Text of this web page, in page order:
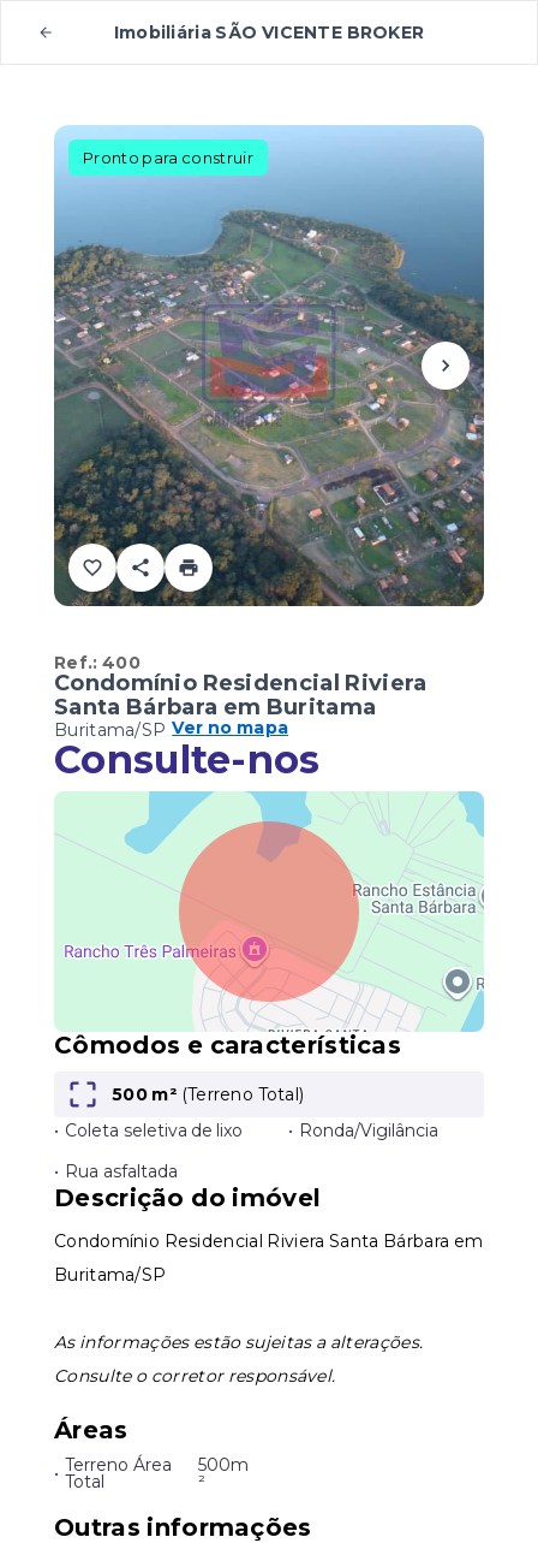
Imobiliária SÃO VICENTE BROKER
Pronto para construir
Ref.:400
Condomínio Residencial Riviera
Santa Bárbara em Buritama
Buritama/SP Ver no mapa
Consulte-nos
Leaflet
Cômodos e características
500 m² (Terreno Total)
• Coleta seletiva de lixo • Ronda/Vigilância
• Rua asfaltada
Descrição do imóvel
Condomínio Residencial Riviera Santa Bárbara em
Buritama/SP
As informações estão sujeitas a alterações.
Consulte o corretor responsável.
Áreas
• Terreno Área
Total
500m
²
Outras informações